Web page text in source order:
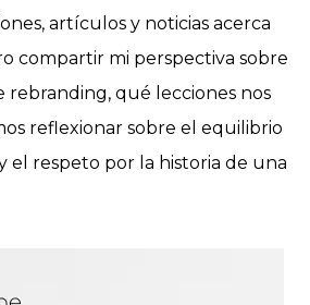
artículos y noticias acerca
compartir mi perspectiva sobre
rebranding, qué lecciones nos
reflexionar sobre el equilibrio
el respeto por la historia de una